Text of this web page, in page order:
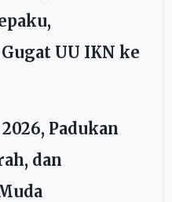
UU IKN ke
Padukan
dan